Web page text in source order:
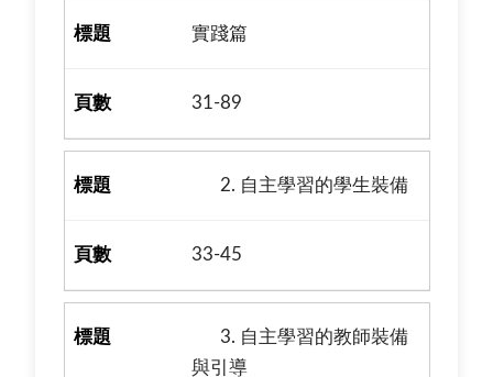
實踐篇
31-89
2. 自主學習的學生裝備
33-45
3. 自主學習的教師裝備
與引導